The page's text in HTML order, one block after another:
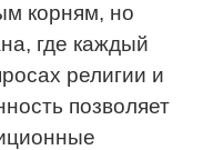
корням, но
где каждый
религии и
позволяет